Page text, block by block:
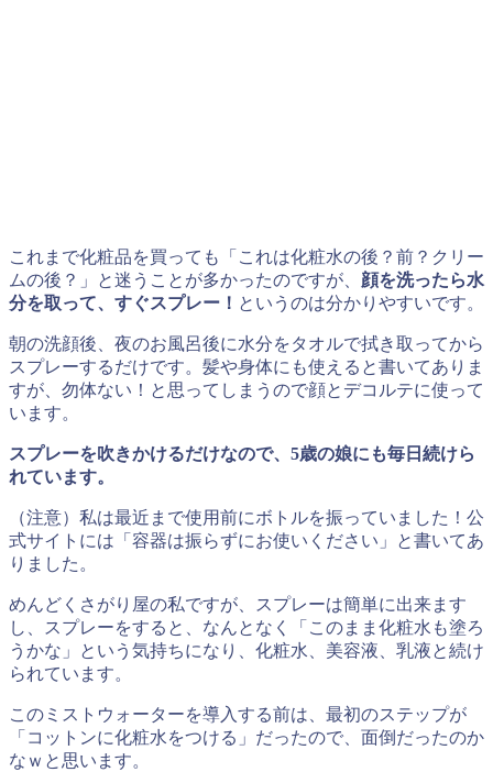
これまで化粧品を買っても「これは化粧水の後？前？クリー
ムの後？」と迷うことが多かったのですが、 顔を洗ったら水
分を取って、すぐスプレー！ というのは分かりやすいです。
朝の洗顔後、夜のお風呂後に水分をタオルで拭き取ってから
スプレーするだけです。髪や身体にも使えると書いてありま
すが、勿体ない！と思ってしまうので顔とデコルテに使って
います。
スプレーを吹きかけるだけなので、 5歳の娘にも毎日続けら
れています。
（注意）私は最近まで使用前にボトルを振っていました！公
式サイトには「容器は振らずにお使いください」と書いてあ
りました。
めんどくさがり屋の私ですが、スプレーは簡単に出来ます
し、スプレーをすると、なんとなく「このまま化粧水も塗ろ
うかな」という気持ちになり、化粧水、美容液、乳液と続け
られています。
このミストウォーターを導入する前は、最初のステップが
「コットンに化粧水をつける」だったので、面倒だったのか
なｗと思います。